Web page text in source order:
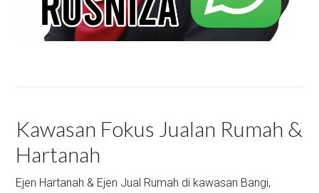
Kawasan Fokus Jualan Rumah &
Hartanah
Ejen Hartanah & Ejen Jual Rumah di kawasan Bangi,